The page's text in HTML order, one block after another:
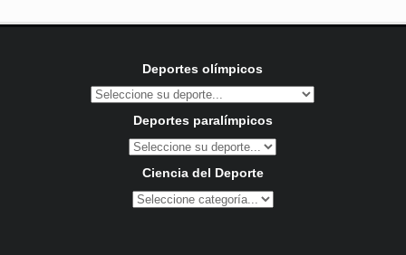
Deportes olímpicos
Deportes paralímpicos
Ciencia del Deporte